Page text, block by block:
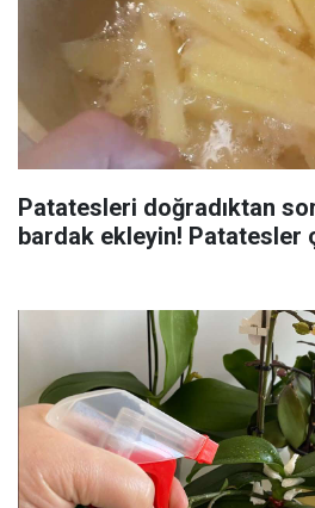
Patatesleri doğradıktan
bardak ekleyin! Patatesler